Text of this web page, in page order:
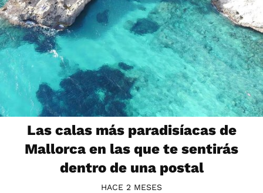
Las calas más paradisíacas de
Mallorca en las que te sentirás
dentro de una postal
HACE 2 MESES